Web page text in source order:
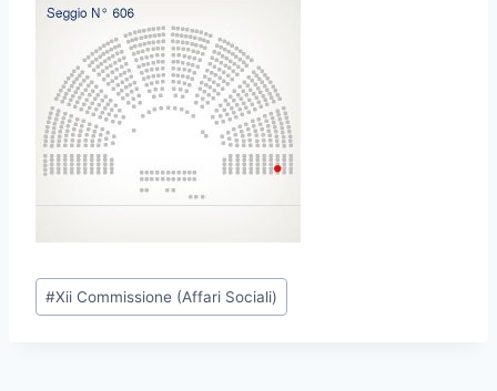
P
o
#Xii Commissione (Affari Sociali)